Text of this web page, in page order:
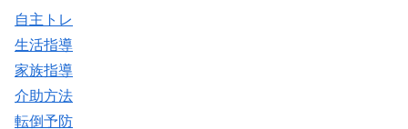
自主トレ
生活指導
家族指導
介助方法
転倒予防